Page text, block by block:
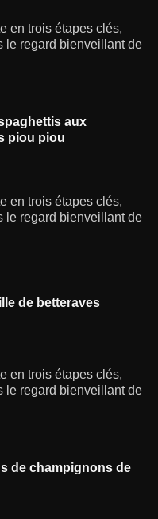
en trois étapes clés,
le regard bienveillant de
aux
piou piou
en trois étapes clés,
le regard bienveillant de
de betteraves
en trois étapes clés,
le regard bienveillant de
de champignons de